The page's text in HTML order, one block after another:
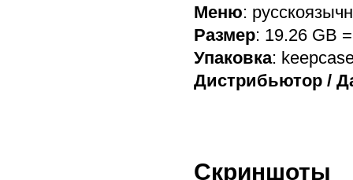
Меню:
Размер: 19.26 GB
Упаковка:
Дистрибьютор /
Скриншоты